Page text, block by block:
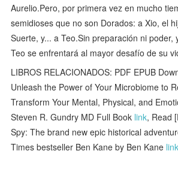
Aurelio.Pero, por primera vez en mucho
semidioses que no son Dorados: a Xio, el
Suerte, y... a Teo.Sin preparación ni poder,
Teo se enfrentará al mayor desafío de su
LIBROS RELACIONADOS: PDF EPUB
Unleash the Power of Your Microbiome to
Transform Your Mental, Physical, and
Steven R. Gundry MD Full Book link, Read
Spy: The brand new epic historical
Times bestseller Ben Kane by Ben Kane link